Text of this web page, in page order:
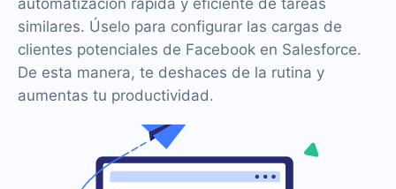
automatización rápida y eficiente de tareas
similares. Úselo para configurar las cargas de
clientes potenciales de Facebook en Salesforce.
De esta manera, te deshaces de la rutina y
aumentas tu productividad.